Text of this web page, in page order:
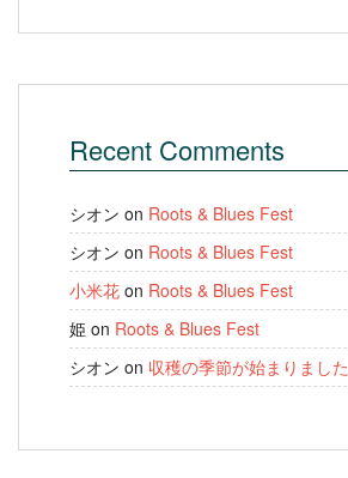
Recent Comments
シオン on Roots & Blues Fest
シオン on Roots & Blues Fest
小米花 on Roots & Blues Fest
姫 on Roots & Blues Fest
シオン on 収穫の季節が始まりました